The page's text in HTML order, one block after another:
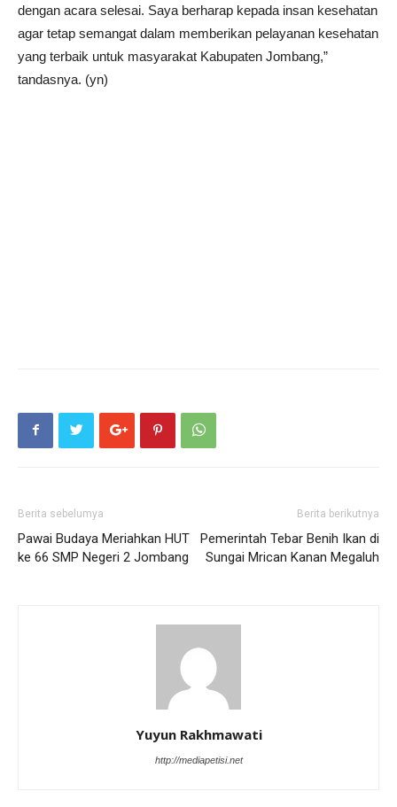
dengan acara selesai. Saya berharap kepada insan kesehatan
agar tetap semangat dalam memberikan pelayanan kesehatan
yang terbaik untuk masyarakat Kabupaten Jombang,”
tandasnya. (yn)
Berita sebelumya
Pawai Budaya Meriahkan HUT
ke 66 SMP Negeri 2 Jombang
Berita berikutnya
Pemerintah Tebar Benih Ikan di
Sungai Mrican Kanan Megaluh
Yuyun Rakhmawati
http://mediapetisi.net